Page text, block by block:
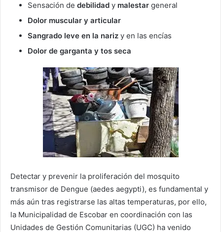
Sensación de debilidad y malestar general
Dolor muscular y articular
Sangrado leve en la nariz y en las encías
Dolor de garganta y tos seca
Detectar y prevenir la proliferación del mosquito
transmisor de Dengue (aedes aegypti), es fundamental y
más aún tras registrarse las altas temperaturas, por ello,
la Municipalidad de Escobar en coordinación con las
Unidades de Gestión Comunitarias (UGC) ha venido